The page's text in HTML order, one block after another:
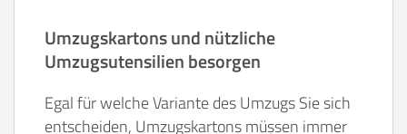
Umzugskartons und nützliche
Umzugsutensilien besorgen
Egal für welche Variante des Umzugs Sie sich
entscheiden, Umzugskartons müssen immer